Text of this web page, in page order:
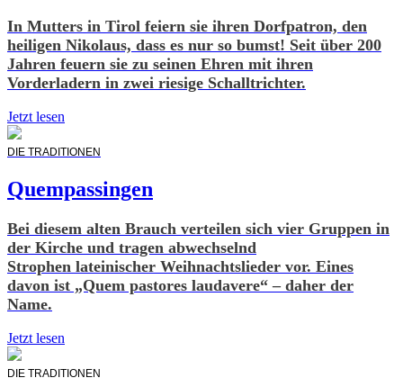
In Mutters in Tirol feiern sie ihren Dorfpatron, den
heiligen Nikolaus, dass es nur so bumst! Seit über 200
Jahren feuern sie zu seinen Ehren mit ihren
Vorderladern in zwei riesige Schalltrichter.
Jetzt lesen
DIE TRADITIONEN
Quempassingen
Bei diesem alten Brauch verteilen sich vier Gruppen in
der Kirche und tragen abwechselnd
Strophen lateinischer Weihnachtslieder vor. Eines
davon ist „Quem pastores laudavere“ – daher der
Name.
Jetzt lesen
DIE TRADITIONEN